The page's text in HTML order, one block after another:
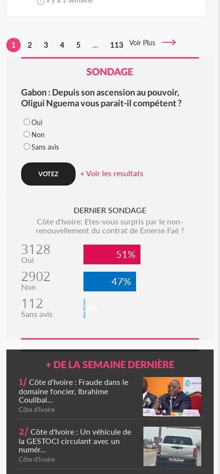
1 2 3 4 5 ... 113 Voir Plus
SONDAGE
Gabon : Depuis son ascension au pouvoir,
Oligui Nguema vous parait-il compétent ?
Oui
Non
Sans avis
+ Voir les resultats
DERNIER SONDAGE
Côte d'Ivoire: Etes-vous surpris par le non-
renouvellement du contrat de Emerse Faé ?
3128
Oui 51%
2902
Non 47%
112
Sans avis 2%
+ DE LA SEMAINE DERNIÈRE
1/ Côte d'Ivoire : Fraude dans le
domaine foncier, Ibrahime
Coulibal...
Côte d'Ivoire
2/ Côte d'Ivoire : Un véhicule de
la GESTOCI circulant avec un
numér...
Côte d'Ivoire